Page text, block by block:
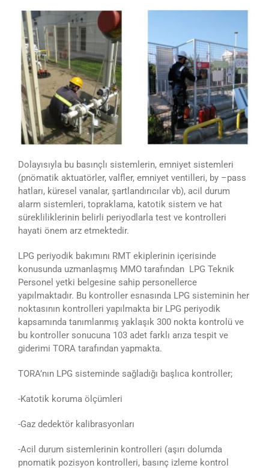
Dolayısıyla bu basınçlı sistemlerin, emniyet sistemleri
(pnömatik aktuatörler, valfler, emniyet ventilleri, by –pass
hatları, küresel vanalar, şartlandırıcılar vb), acil durum
alarm sistemleri, topraklama, katotik sistem ve hat
sürekliliklerinin belirli periyodlarla test ve kontrolleri
hayati önem arz etmektedir.
LPG periyodik bakımını RMT ekiplerinin içerisinde
konusunda uzmanlaşmış MMO tarafından LPG Teknik
Personel yetki belgesine sahip personellerce
yapılmaktadır. Bu kontroller esnasında LPG sisteminin her
noktasının kontrolleri yapılmakta bir LPG periyodik
kapsamında tanımlanmış yaklaşık 300 nokta kontrolü ve
bu kontroller sonucuna 103 adet farklı arıza tespit ve
giderimi TORA tarafından yapmakta.
TORA’nın LPG sisteminde sağladığı başlıca kontroller;
-Katotik koruma ölçümleri
-Gaz dedektör kalibrasyonları
-Acil durum sistemlerinin kontrolleri (aşırı dolumda
pnomatik pozisyon kontrolleri, basınç izleme kontrol